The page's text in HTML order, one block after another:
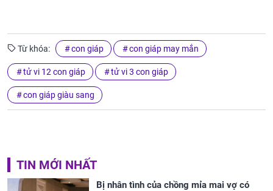
Từ khóa: con giáp con giáp may mắn
tử vi 12 con giáp tử vi 3 con giáp
con giáp giàu sang
TIN MỚI NHẤT
Bị nhân tình của chồng mỉa mai vợ có